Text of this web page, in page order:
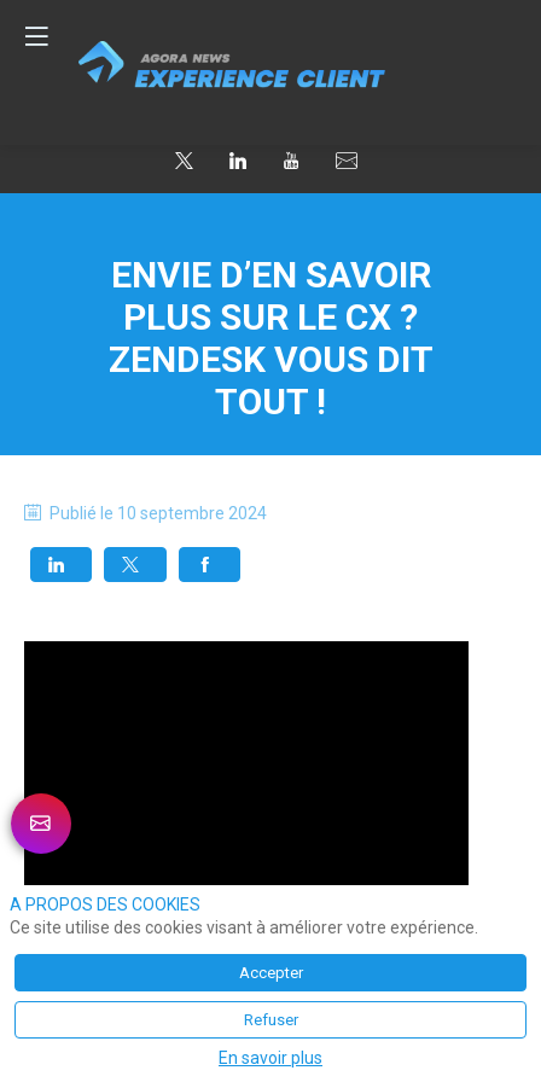
ENVIE D’EN SAVOIR
PLUS SUR LE CX ?
ZENDESK VOUS DIT
TOUT !
Publié le 10 septembre 2024
A PROPOS DES COOKIES
Ce site utilise des cookies visant à améliorer votre expérience.
Accepter
Refuser
En savoir plus